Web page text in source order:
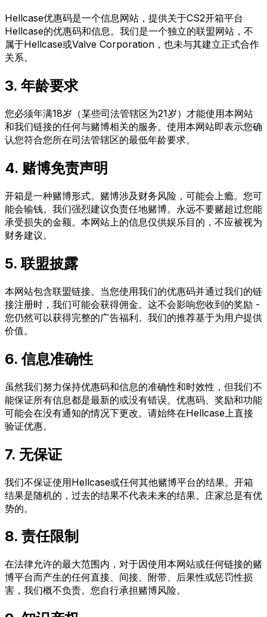
Hellcase优惠码是一个信息网站，提供关于CS2开箱平台
Hellcase的优惠码和信息。我们是一个独立的联盟网站，不
属于Hellcase或Valve Corporation，也未与其建立正式合作
关系。
3. 年龄要求
您必须年满18岁（某些司法管辖区为21岁）才能使用本网站
和我们链接的任何与赌博相关的服务。使用本网站即表示您确
认您符合您所在司法管辖区的最低年龄要求。
4. 赌博免责声明
开箱是一种赌博形式。赌博涉及财务风险，可能会上瘾。您可
能会输钱。我们强烈建议负责任地赌博。永远不要赌超过您能
承受损失的金额。本网站上的信息仅供娱乐目的，不应被视为
财务建议。
5. 联盟披露
本网站包含联盟链接。当您使用我们的优惠码并通过我们的链
接注册时，我们可能会获得佣金。这不会影响您收到的奖励 -
您仍然可以获得完整的广告福利。我们的推荐基于为用户提供
价值。
6. 信息准确性
虽然我们努力保持优惠码和信息的准确性和时效性，但我们不
能保证所有信息都是最新的或没有错误。优惠码、奖励和功能
可能会在没有通知的情况下更改。请始终在Hellcase上直接
验证优惠。
7. 无保证
我们不保证使用Hellcase或任何其他赌博平台的结果。开箱
结果是随机的，过去的结果不代表未来的结果。庄家总是有优
势的。
8. 责任限制
在法律允许的最大范围内，对于因使用本网站或任何链接的赌
博平台而产生的任何直接、间接、附带、后果性或惩罚性损
害，我们概不负责。您自行承担赌博风险。